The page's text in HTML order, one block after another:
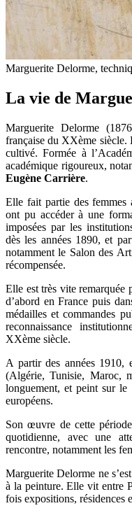
Marguerite Delorme,
La vie de
Marguerite Delorme
française du XXème siècle.
cultivé. Formée à
académique rigoureux,
Eugène Carrière.
Elle fait partie des
ont pu accéder à une
imposées par les
dès les années 1890, et
notamment le Salon des
récompensée.
Elle est très vite remarquée
d’abord en France puis
médailles et commandes
reconnaissance
XXème siècle.
A partir des années 1910,
(Algérie, Tunisie, Maroc,
longuement, et peint sur le
européens.
Son œuvre de cette
quotidienne, avec une
rencontre, notamment les
Marguerite Delorme ne
à la peinture. Elle vit entre
fois expositions, résidences